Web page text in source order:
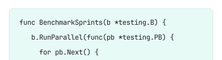
func BenchmarkSprints(b *testing.B) {
   b.RunParallel(func(pb *testing.PB) {
     for pb.Next() {